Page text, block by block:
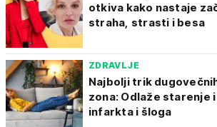
otkiva kako nastaje
straha, strasti i besa
ZDRAVLJE
Najbolji trik
zona: Odlaže starenje
infarkta i šloga